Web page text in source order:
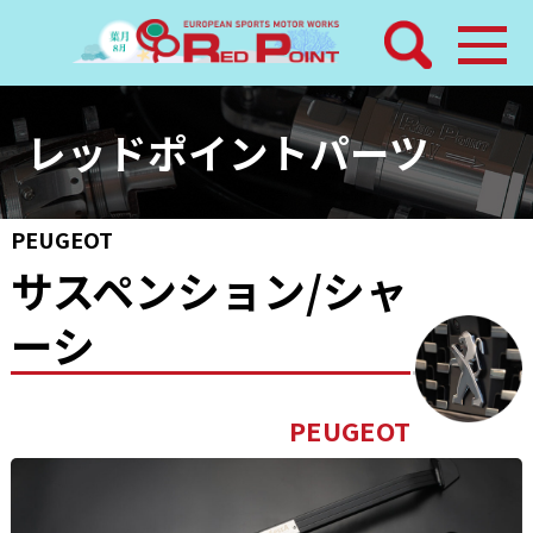
検索
ホーム
トピックス
整備メニュー
レッドポイントパーツ
店舗案内
レッドポイントパーツ
PEUGEOT
サスペンション/シャ
ーシ